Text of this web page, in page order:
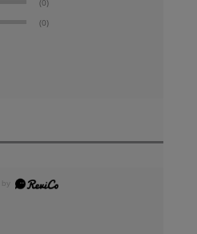
(0)